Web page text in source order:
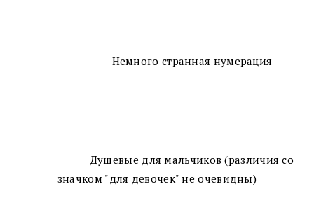
Немного странная нумерация
Душевые для мальчиков (различия со
значком "для девочек" не очевидны)